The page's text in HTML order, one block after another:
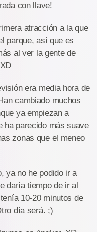
con llave!
atracción a la que
parque, así que es
al ver la gente de
era media hora de
cambiado muchos
ya empiezan a
ha parecido más suave
zonas que el meneo
ya no he podido ir a
daría tiempo de ir al
10-20 minutos de
día será. ;)